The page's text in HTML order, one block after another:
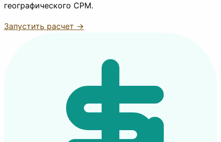
географического CPM.
Запустить расчет →